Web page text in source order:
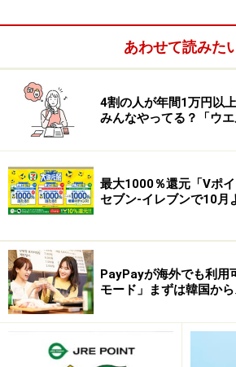
ジットカードでチャージすればその
商品を間接的にポイント付きで買え
あわせて読みた
4割の人が年間1万円以
みんなやってる？「ウエ
最大1000％還元「Vポイ
セブン-イレブンで10月
PayPayが海外でも利用
モード」まずは韓国か